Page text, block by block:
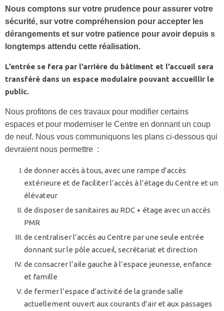
Nous comptons sur votre prudence pour assurer votre
sécurité, sur votre compréhension pour accepter les
dérangements et sur votre patience pour avoir depuis s
longtemps attendu cette réalisation.
L’entrée se fera par l’arrière du bâtiment et l’accueil sera
transféré dans un espace modulaire pouvant accueillir le
public.
Nous profitons de ces travaux pour modifier certains
espaces et pour moderniser le Centre en donnant un coup
de neuf. Nous vous communiquons les plans ci-dessous qui
devraient nous permettre :
de donner accès à tous, avec une rampe d’accès
extérieure et de faciliter l’accès à l’étage du Centre et un
élévateur
de disposer de sanitaires au RDC + étage avec un accès
PMR
de centraliser l’accès au Centre par une seule entrée
donnant sur le pôle accueil, secrétariat et direction
de consacrer l’aile gauche à l’espace jeunesse, enfance
et famille
de fermer l’espace d’activité de la grande salle
actuellement ouvert aux courants d’air et aux passages